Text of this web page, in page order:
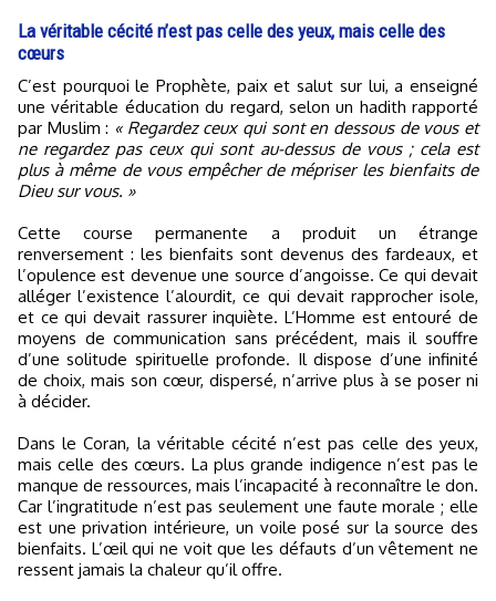
La véritable cécité n’est pas celle des yeux, mais celle des
cœurs
C’est pourquoi le Prophète, paix et salut sur lui, a enseigné
une véritable éducation du regard, selon un hadith rapporté
par Muslim : « Regardez ceux qui sont en dessous de vous et
ne regardez pas ceux qui sont au-dessus de vous ; cela est
plus à même de vous empêcher de mépriser les bienfaits de
Dieu sur vous. »
Cette course permanente a produit un étrange
renversement : les bienfaits sont devenus des fardeaux, et
l’opulence est devenue une source d’angoisse. Ce qui devait
alléger l’existence l’alourdit, ce qui devait rapprocher isole,
et ce qui devait rassurer inquiète. L’Homme est entouré de
moyens de communication sans précédent, mais il souffre
d’une solitude spirituelle profonde. Il dispose d’une infinité
de choix, mais son cœur, dispersé, n’arrive plus à se poser ni
à décider.
Dans le Coran, la véritable cécité n’est pas celle des yeux,
mais celle des cœurs. La plus grande indigence n’est pas le
manque de ressources, mais l’incapacité à reconnaître le don.
Car l’ingratitude n’est pas seulement une faute morale ; elle
est une privation intérieure, un voile posé sur la source des
bienfaits. L’œil qui ne voit que les défauts d’un vêtement ne
ressent jamais la chaleur qu’il offre.